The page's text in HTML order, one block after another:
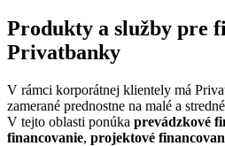
Produkty a služby pre
Privatbanky
V rámci korporátnej klientely má
zamerané prednostne na malé a
V tejto oblasti ponúka prevádzkové
financovanie, projektové